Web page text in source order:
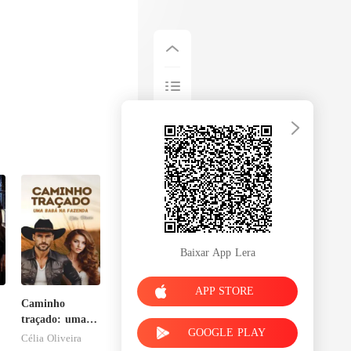
Caminho
traçado: uma
babá na
Célia Oliveira
Baixar App Lera
APP STORE
GOOGLE PLAY